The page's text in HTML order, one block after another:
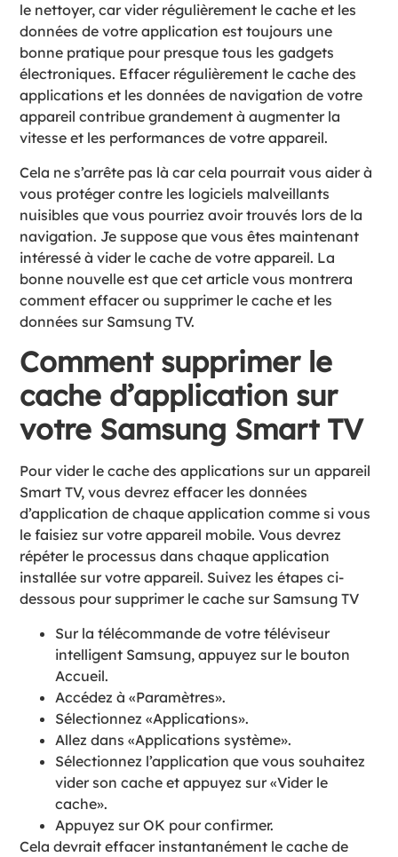
le nettoyer, car vider régulièrement le cache et les
données de votre application est toujours une
bonne pratique pour presque tous les gadgets
électroniques. Effacer régulièrement le cache des
applications et les données de navigation de votre
appareil contribue grandement à augmenter la
vitesse et les performances de votre appareil.
Cela ne s’arrête pas là car cela pourrait vous aider à
vous protéger contre les logiciels malveillants
nuisibles que vous pourriez avoir trouvés lors de la
navigation. Je suppose que vous êtes maintenant
intéressé à vider le cache de votre appareil. La
bonne nouvelle est que cet article vous montrera
comment effacer ou supprimer le cache et les
données sur Samsung TV.
Comment supprimer le
cache d’application sur
votre Samsung Smart TV
Pour vider le cache des applications sur un appareil
Smart TV, vous devrez effacer les données
d’application de chaque application comme si vous
le faisiez sur votre appareil mobile. Vous devrez
répéter le processus dans chaque application
installée sur votre appareil. Suivez les étapes ci-
dessous pour supprimer le cache sur Samsung TV
Sur la télécommande de votre téléviseur
intelligent Samsung, appuyez sur le bouton
Accueil.
Accédez à «Paramètres».
Sélectionnez «Applications».
Allez dans «Applications système».
Sélectionnez l’application que vous souhaitez
vider son cache et appuyez sur «Vider le
cache».
Appuyez sur OK pour confirmer.
Cela devrait effacer instantanément le cache de